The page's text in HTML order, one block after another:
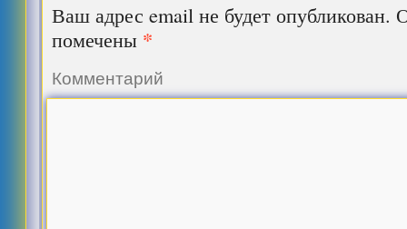
Ваш адрес email не будет опубликован.
помечены *
Комментарий